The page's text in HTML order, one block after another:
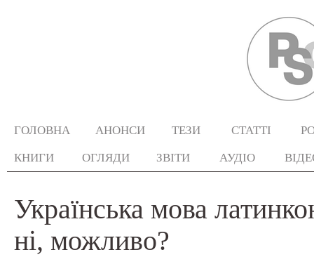
ГОЛОВНА АНОНСИ ТЕЗИ СТАТТІ
КНИГИ ОГЛЯДИ ЗВІТИ АУДІО
Українська мова
ні, можливо?